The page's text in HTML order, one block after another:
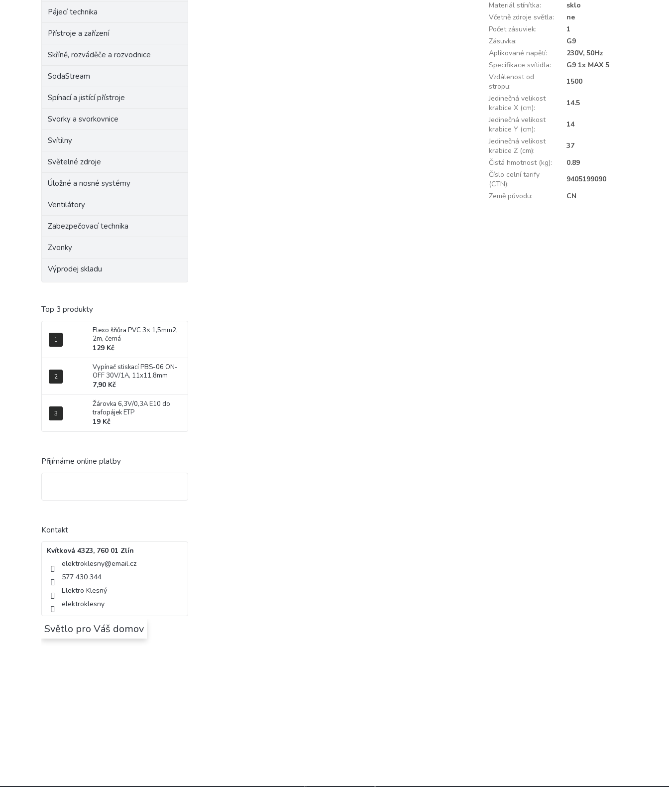
Pájecí technika
Přístroje a zařízení
Skříně, rozváděče a rozvodnice
SodaStream
Spínací a jistící přístroje
Svorky a svorkovnice
Svítilny
Světelné zdroje
Úložné a nosné systémy
Ventilátory
Zabezpečovací technika
Zvonky
Výprodej skladu
Top 3 produkty
Flexo šňůra PVC 3× 1,5mm2,
2m, černá
129 Kč
Vypínač stiskací PBS-06 ON-
OFF 30V/1A, 11x11,8mm
7,90 Kč
Žárovka 6,3V/0,3A E10 do
trafopájek ETP
19 Kč
Přijímáme online platby
Kontakt
Kvítková 4323, 760 01 Zlín
elektroklesny@email.cz
577 430 344
Elektro Klesný
elektroklesny
Světlo pro Váš domov
Materiál stínítka:
sklo
Včetně zdroje světla:
ne
Počet zásuviek:
1
Zásuvka:
G9
Aplikované napětí:
230V, 50Hz
Specifikace svítidla:
G9 1x MAX 5
Vzdálenost od
stropu:
1500
Jedinečná velikost
krabice X (cm):
14.5
Jedinečná velikost
krabice Y (cm):
14
Jedinečná velikost
krabice Z (cm):
37
Čistá hmotnost (kg):
0.89
Číslo celní tarify
(CTN):
9405199090
Země původu: CN